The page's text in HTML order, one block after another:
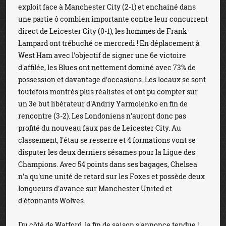
exploit face à Manchester City (2-1) et enchainé dans
une partie ô combien importante contre leur concurrent
direct de Leicester City (0-1), les hommes de Frank
Lampard ont trébuché ce mercredi ! En déplacement à
West Ham avec l'objectif de signer une 6e victoire
d'affilée, les Blues ont nettement dominé avec 73% de
possession et davantage d'occasions. Les locaux se sont
toutefois montrés plus réalistes et ont pu compter sur
un 3e but libérateur d'Andriy Yarmolenko en fin de
rencontre (3-2). Les Londoniens n'auront donc pas
profité du nouveau faux pas de Leicester City. Au
classement, l'étau se resserre et 4 formations vont se
disputer les deux derniers sésames pour la Ligue des
Champions. Avec 54 points dans ses bagages, Chelsea
n'a qu'une unité de retard sur les Foxes et possède deux
longueurs d'avance sur Manchester United et
d'étonnants Wolves.